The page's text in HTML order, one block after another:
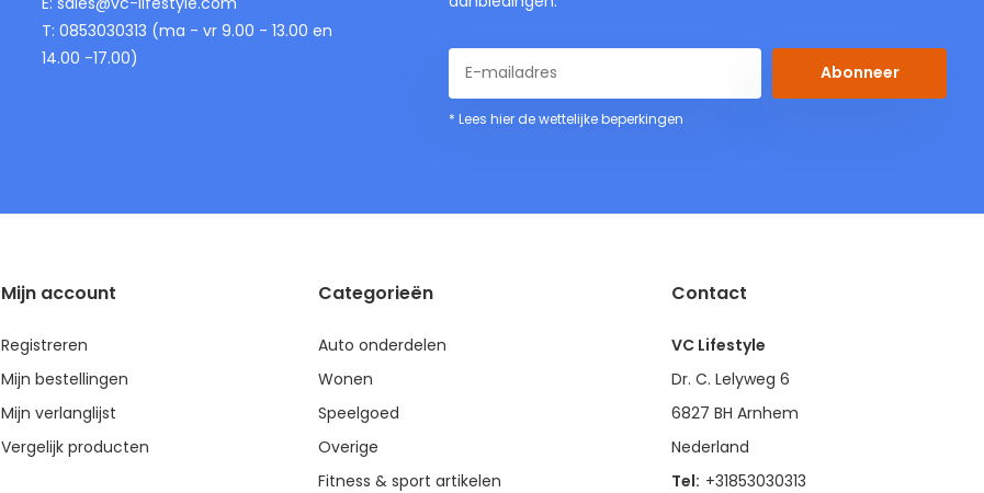
T: 0853030313 (ma - vr 9.00 - 13.00 en
14.00 -17.00)
Abonneer
* Lees hier de wettelijke beperkingen
Mijn account
Registreren
Mijn bestellingen
Mijn verlanglijst
Vergelijk producten
Categorieën
Auto onderdelen
Wonen
Speelgoed
Overige
Fitness & sport artikelen
Contact
VC Lifestyle
Dr. C. Lelyweg 6
6827 BH Arnhem
Nederland
Tel: +31853030313